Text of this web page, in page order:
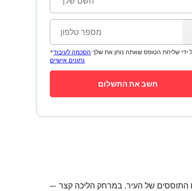
ידי שליחת הטופס שאתה נותן את שלך הסכמה לעיבוד
נתונים אישיים
התוססים של העיר. במרחק הליכה קצר —